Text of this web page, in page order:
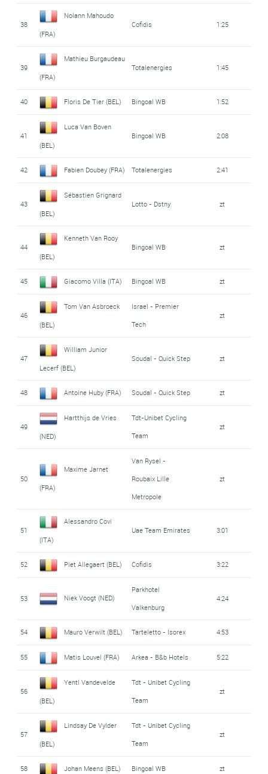
38
Nolann Mahoudo
(FRA)
Cofidis 1:25
39
Mathieu Burgaudeau
(FRA)
Totalenergies 1:45
40 Floris De Tier (BEL) Bingoal WB 1:52
41
Luca Van Boven
(BEL)
Bingoal WB 2:08
42 Fabien Doubey (FRA) Totalenergies 2:41
43
Sébastien Grignard
(BEL)
Lotto - Dstny zt
44
Kenneth Van Rooy
(BEL)
Bingoal WB zt
45 Giacomo Villa (ITA) Bingoal WB zt
46
Tom Van Asbroeck
(BEL)
Israel - Premier
Tech
zt
47
William Junior
Lecerf (BEL)
Soudal - Quick Step zt
48 Antoine Huby (FRA) Soudal - Quick Step zt
49
Hartthijs de Vries
(NED)
Tdt-Unibet Cycling
Team
zt
50
Maxime Jarnet
(FRA)
Van Rysel -
Roubaix Lille
Metropole
zt
51
Alessandro Covi
(ITA)
Uae Team Emirates 3:01
52 Piet Allegaert (BEL) Cofidis 3:22
53 Niek Voogt (NED)
Parkhotel
Valkenburg
4:24
54 Mauro Verwilt (BEL) Tarteletto - Isorex 4:53
55 Matis Louvel (FRA) Arkea - B&b Hotels 5:22
56
Yentl Vandevelde
(BEL)
Tdt - Unibet Cycling
Team
zt
57
Lindsay De Vylder
(BEL)
Tdt - Unibet Cycling
Team
zt
58 Johan Meens (BEL) Bingoal WB zt